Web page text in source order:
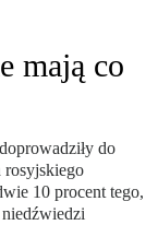
mają co
do
rosyjskiego
10 procent tego,